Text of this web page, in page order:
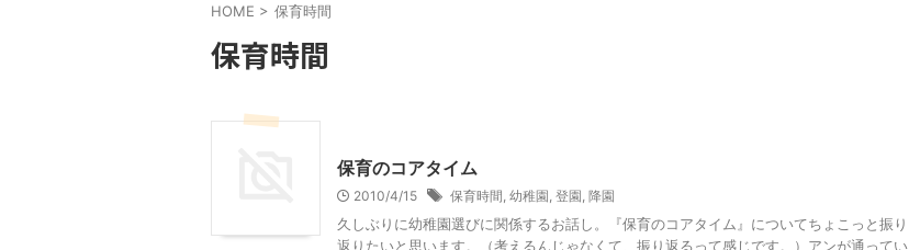
HOME > 保育時間
保育時間
保育のコアタイム
2010/4/15 保育時間 幼稚園 登園 降園
久しぶりに幼稚園選びに関係するお話し。『保育のコアタイム』についてちょこっと振り
返りたいと思います。（考えるんじゃなくて、振り返るって感じです。）アンが通ってい